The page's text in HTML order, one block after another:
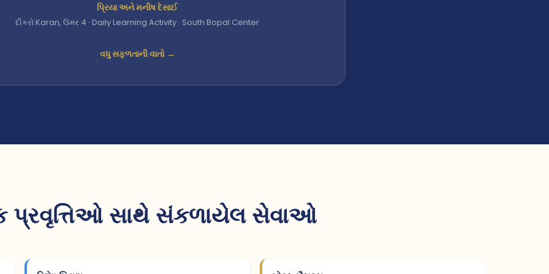
પ્રિયા અને મનીષ દેસાઈ
દીકરો Karan, ઉંમર 4 · Daily Learning Activity · South Bopal Center
વધુ સફળતાની વાતો →
પ્રવૃત્તિઓ સાથે સંકળાયેલ સેવાઓ